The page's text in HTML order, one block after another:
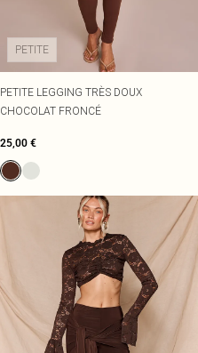
PETITE
PETITE LEGGING TRÈS DOUX
CHOCOLAT FRONCÉ
25,00 €